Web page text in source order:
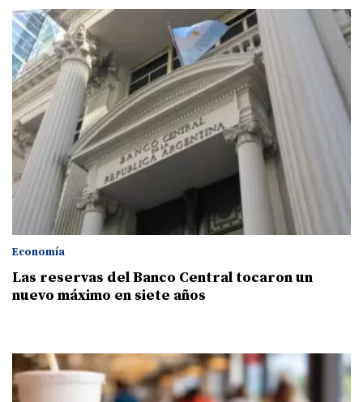
Economía
Las reservas del Banco Central tocaron un
nuevo máximo en siete años